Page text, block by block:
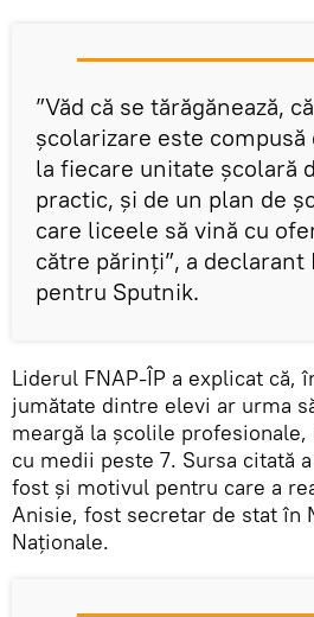
”Văd că se tărăgănează,
școlarizare este
la fiecare unitate școlară
practic, și de un plan de
care liceele să vină cu
către părinți”, a declarant
pentru Sputnik.
Liderul FNAP-ÎP a explicat că,
jumătate dintre elevi ar urma
meargă la școlile
cu medii peste 7. Sursa citată
fost și motivul pentru care a
Anisie, fost secretar de stat în
Naționale.